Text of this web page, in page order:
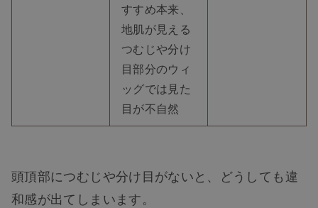
すすめ本来、
地肌が見える
つむじや分け
目部分のウィ
ッグでは見た
目が不自然
頭頂部につむじや分け目がないと、どうしても違
和感が出てしまいます。